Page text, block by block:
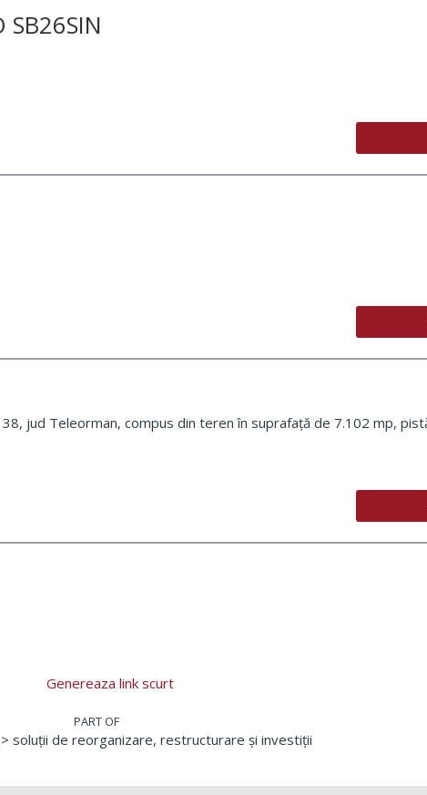
SB26SIN
jud Teleorman, compus din teren în suprafață de 7.102 mp,
Genereaza link scurt